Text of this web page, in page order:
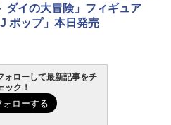
プラモデル
SPIRITS(バンダイ スピリッツ)
パトレイバー EZY RG 1/48 AV-
(イングラム・プラス) 色分け済
ン
イ (TOKYO MARUI) ガスブロー
シンガン No.14 20式 5.56mm
歳以上 ガスブローバック
仕上材 B601
ロックタイト) シールはがし
ム 220ml
ダイの大冒険」フィギュア
J ポップ」本日発売
ォローして最新記事をチ
ック！